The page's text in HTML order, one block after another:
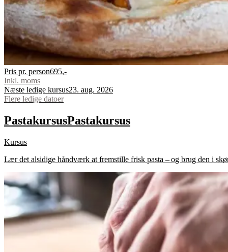
Pris pr. person695,-
Inkl. moms
Næste ledige kursus23. aug. 2026
Flere ledige datoer
PastakursusPastakursus
Kursus
Lær det alsidige håndværk at fremstille frisk pasta – og brug den i